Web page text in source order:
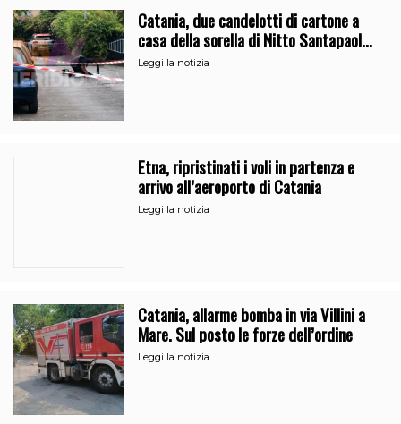
Catania, due candelotti di cartone a
casa della sorella di Nitto Santapaola.
Le indagini
Leggi la notizia
Etna, ripristinati i voli in partenza e
arrivo all’aeroporto di Catania
Leggi la notizia
Catania, allarme bomba in via Villini a
Mare. Sul posto le forze dell’ordine
Leggi la notizia